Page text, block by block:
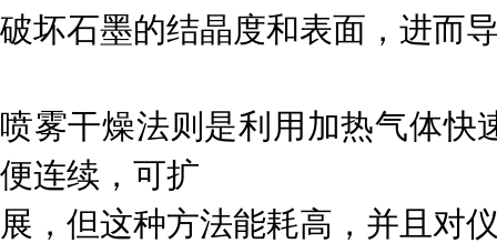
破坏石墨的结晶度和表面，进而
喷雾干燥法则是利用加热气体快
便连续，可扩
展，但这种方法能耗高，并且对